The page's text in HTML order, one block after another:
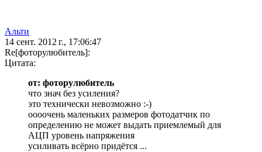
Альти
14 сент. 2012 г., 17:06:47
Re[фоторулюбитель]:
Цитата:
от: фоторулюбитель
что знач без усиления?
это технически невозможно :-)
оооочень маленьких размеров фотодатчик по
определению не может выдать приемлемый для
АЦП уровень напряжения
усиливать всёрно придётся ...